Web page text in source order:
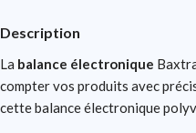
Description
La balance électronique
compter vos produits avec
cette balance électronique